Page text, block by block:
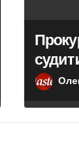
права